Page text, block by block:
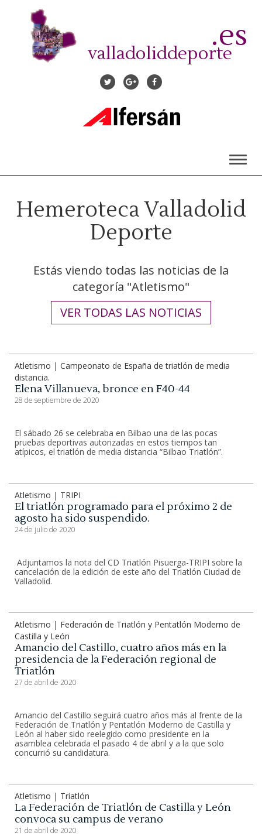
contenido
valladoliddeporte
.es
Hemeroteca Valladolid
Deporte
Estás viendo todas las noticias de la
categoría "Atletismo"
VER TODAS LAS NOTICIAS
Atletismo | Campeonato de España de triatlón de media
distancia.
Elena Villanueva, bronce en F40-44
28 de septiembre de 2020
El sábado 26 se celebraba en Bilbao una de las pocas
pruebas deportivas autorizadas en estos tiempos tan
atípicos, el triatlón de media distancia “Bilbao Triatlón”.
Atletismo | TRIPI
El triatlón programado para el próximo 2 de
agosto ha sido suspendido.
24 de julio de 2020
Adjuntamos la nota del CD Triatlón Pisuerga-TRIPI sobre la
cancelación de la edición de este año del Triatlón Ciudad de
Valladolid.
Atletismo | Federación de Triatlón y Pentatlón Moderno de
Castilla y León
Amancio del Castillo, cuatro años más en la
presidencia de la Federación regional de
Triatlón
27 de abril de 2020
Amancio del Castillo seguirá cuatro años más al frente de la
Federación de Triatlón y Pentatlón Moderno de Castilla y
León al haber sido reelegido como presidente en la
asamblea celebrada el pasado 4 de abril y a la que solo
concurrió su candidatura.
Atletismo | Triatlón
La Federación de Triatlón de Castilla y León
convoca su campus de verano
21 de abril de 2020